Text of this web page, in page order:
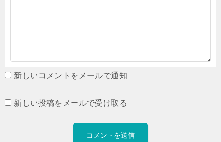
新しいコメントをメールで通知
新しい投稿をメールで受け取る